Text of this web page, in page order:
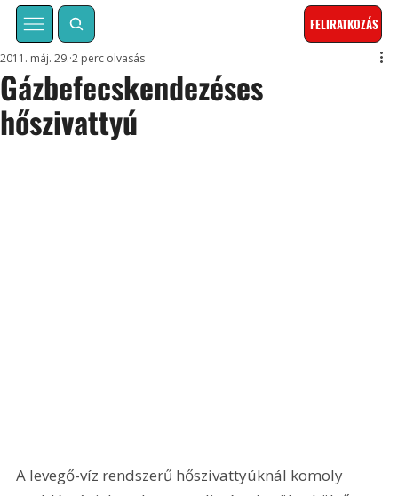
FELIRATKOZÁS
Gázbefecskendezéses
hőszivattyú
2011. máj. 29. 2 perc olvasás
A levegő-víz rendszerű hőszivattyúknál komoly